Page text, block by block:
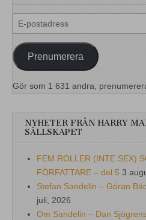
E-
postadress
Prenumerera
Gör som 1 631 andra,
NYHETER FRÅN HARRY
SÄLLSKAPET
FEM ROLLER (INTE SEX)
FÖRFATTARE – del 5 3
Stefan Sandelin – Göran
juli, 2026
Om Sandelin – Dan